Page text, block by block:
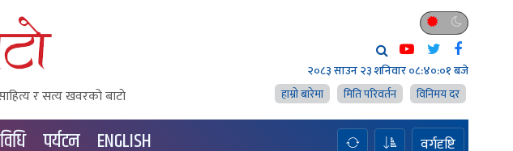
र सत्य खवरको बाटाे
२०८३ साउन २३ शनिवार०८:४०:०२ बजे
हाम्राे बारेमा
मिति परिवर्तन विनिमय दर
पर्यटन ENGLISH वर्गदृष्टि